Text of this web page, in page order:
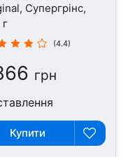
Супергрінс,
(4.4)
грн
Купити